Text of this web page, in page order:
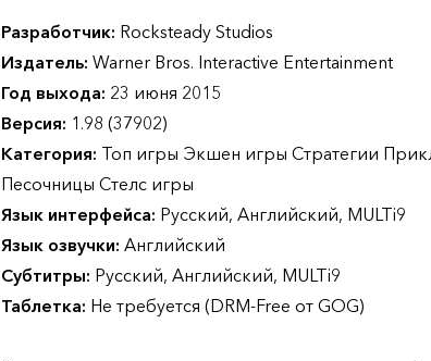
Разработчик: Rocksteady Studios
Издатель: Warner Bros. Interactive Entertainment
Год выхода: 23 июня 2015
Версия: 1.98 (37902)
Категория: Топ игры Экшен игры Стратегии
Песочницы Стелс игры
Язык интерфейса: Русский, Английский, MULTi9
Язык озвучки: Английский
Субтитры: Русский, Английский, MULTi9
Таблетка: Не требуется (DRM-Free от GOG)